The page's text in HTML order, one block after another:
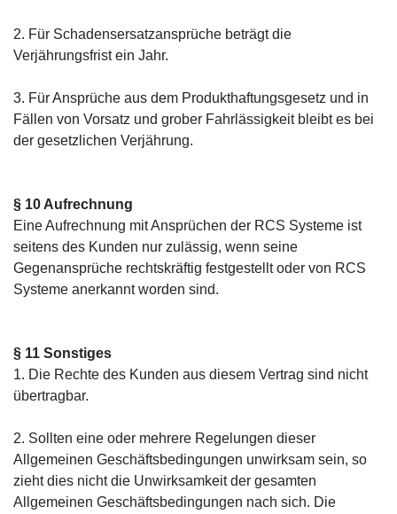
2. Für Schadensersatzansprüche beträgt die
Verjährungsfrist ein Jahr.
3. Für Ansprüche aus dem Produkthaftungsgesetz und in
Fällen von Vorsatz und grober Fahrlässigkeit bleibt es bei
der gesetzlichen Verjährung.
§ 10 Aufrechnung
Eine Aufrechnung mit Ansprüchen der RCS Systeme ist
seitens des Kunden nur zulässig, wenn seine
Gegenansprüche rechtskräftig festgestellt oder von RCS
Systeme anerkannt worden sind.
§ 11 Sonstiges
1. Die Rechte des Kunden aus diesem Vertrag sind nicht
übertragbar.
2. Sollten eine oder mehrere Regelungen dieser
Allgemeinen Geschäftsbedingungen unwirksam sein, so
zieht dies nicht die Unwirksamkeit der gesamten
Allgemeinen Geschäftsbedingungen nach sich. Die